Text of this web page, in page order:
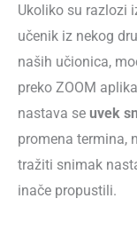
Ukoliko su razlozi
učenik iz nekog
naših učionica,
preko ZOOM
nastava se uvek
promena termina,
tražiti snimak
inače propustili.